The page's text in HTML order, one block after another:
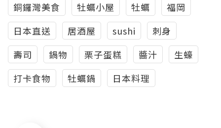
銅鑼灣美食 牡蠣小屋 牡蠣
福岡
日本直送
居酒屋 sushi
刺身
壽司
鍋物 栗子蛋糕 醬汁
生蠔
打卡食物
牡蠣鍋 日本料理